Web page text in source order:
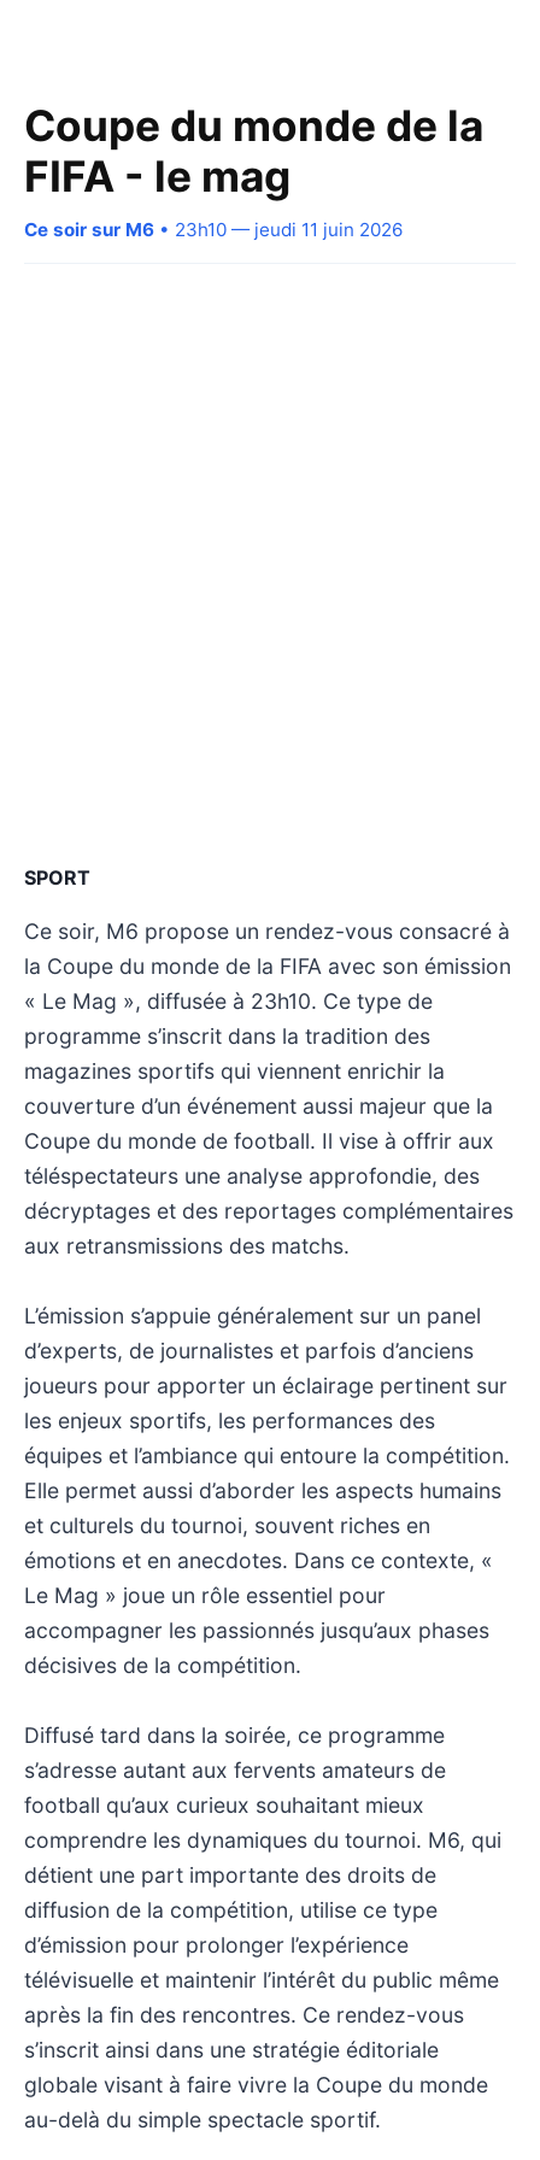
Coupe du monde de la
FIFA - le mag
Ce soir sur M6 • 23h10 — jeudi 11 juin 2026
SPORT
Ce soir, M6 propose un rendez-vous consacré à
la Coupe du monde de la FIFA avec son émission
« Le Mag », diffusée à 23h10. Ce type de
programme s’inscrit dans la tradition des
magazines sportifs qui viennent enrichir la
couverture d’un événement aussi majeur que la
Coupe du monde de football. Il vise à offrir aux
téléspectateurs une analyse approfondie, des
décryptages et des reportages complémentaires
aux retransmissions des matchs.
L’émission s’appuie généralement sur un panel
d’experts, de journalistes et parfois d’anciens
joueurs pour apporter un éclairage pertinent sur
les enjeux sportifs, les performances des
équipes et l’ambiance qui entoure la compétition.
Elle permet aussi d’aborder les aspects humains
et culturels du tournoi, souvent riches en
émotions et en anecdotes. Dans ce contexte, «
Le Mag » joue un rôle essentiel pour
accompagner les passionnés jusqu’aux phases
décisives de la compétition.
Diffusé tard dans la soirée, ce programme
s’adresse autant aux fervents amateurs de
football qu’aux curieux souhaitant mieux
comprendre les dynamiques du tournoi. M6, qui
détient une part importante des droits de
diffusion de la compétition, utilise ce type
d’émission pour prolonger l’expérience
télévisuelle et maintenir l’intérêt du public même
après la fin des rencontres. Ce rendez-vous
s’inscrit ainsi dans une stratégie éditoriale
globale visant à faire vivre la Coupe du monde
au-delà du simple spectacle sportif.